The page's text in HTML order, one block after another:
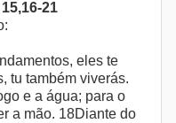
21
eles te
tu também viverás.
e a água; para o
a mão. 18Diante do